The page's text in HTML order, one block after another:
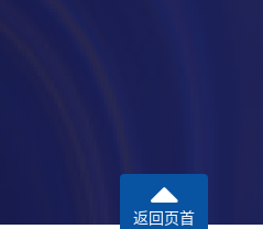
返回页首